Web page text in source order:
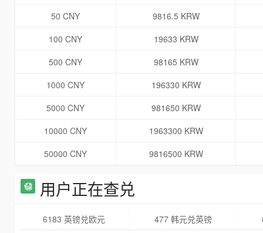
50 CNY
9816.5 KRW
100 CNY
19633 KRW
500 CNY
98165 KRW
1000 CNY
196330 KRW
5000 CNY
981650 KRW
10000 CNY
1963300 KRW
50000 CNY
9816500 KRW
用户正在查兑
6183 英镑兑欧元 477 韩元兑英镑